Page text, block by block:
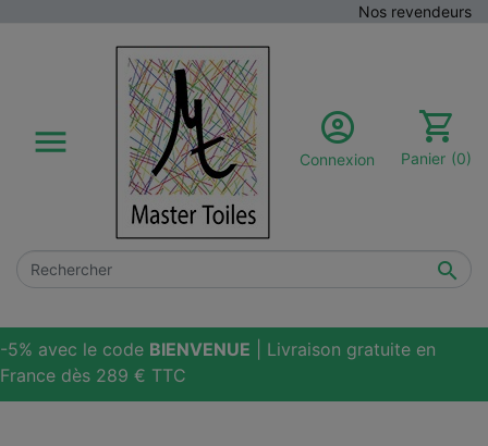
Nos revendeurs


Connexion Panier (0)
-5% avec le code BIENVENUE | Livraison gratuite en
France dès 289 € TTC